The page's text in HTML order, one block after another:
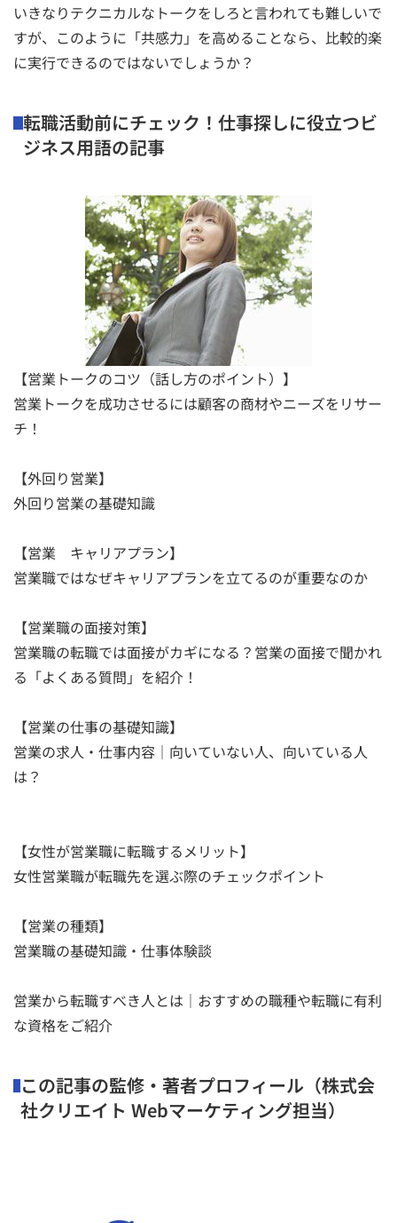
いきなりテクニカルなトークをしろと言われても難しいで
すが、このように「共感力」を高めることなら、比較的楽
に実行できるのではないでしょうか？
転職活動前にチェック！仕事探しに役立つビ
ジネス用語の記事
【営業トークのコツ（話し方のポイント）】
営業トークを成功させるには顧客の商材やニーズをリサー
チ！
【外回り営業】
外回り営業の基礎知識
【営業 キャリアプラン】
営業職ではなぜキャリアプランを立てるのが重要なのか
【営業職の面接対策】
営業職の転職では面接がカギになる？営業の面接で聞かれ
る「よくある質問」を紹介！
【営業の仕事の基礎知識】
営業の求人・仕事内容｜向いていない人、向いている人
は？
【女性が営業職に転職するメリット】
女性営業職が転職先を選ぶ際のチェックポイント
【営業の種類】
営業職の基礎知識・仕事体験談
営業から転職すべき人とは｜おすすめの職種や転職に有利
な資格をご紹介
この記事の監修・著者プロフィール（株式会
社クリエイト Webマーケティング担当）